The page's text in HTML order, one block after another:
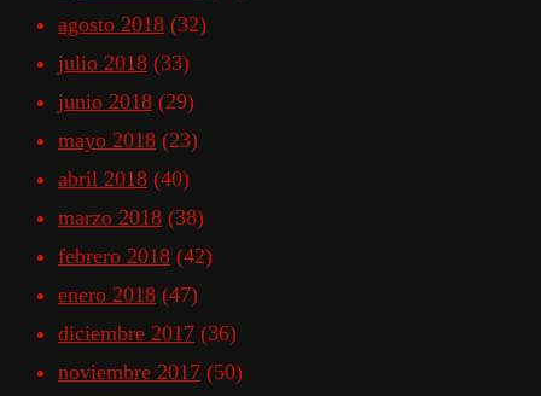
agosto 2018 (32)
julio 2018 (33)
junio 2018 (29)
mayo 2018 (23)
abril 2018 (40)
marzo 2018 (38)
febrero 2018 (42)
enero 2018 (47)
diciembre 2017 (36)
noviembre 2017 (50)